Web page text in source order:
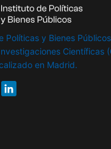
Políticas y Bienes
Científicas
en Madrid.